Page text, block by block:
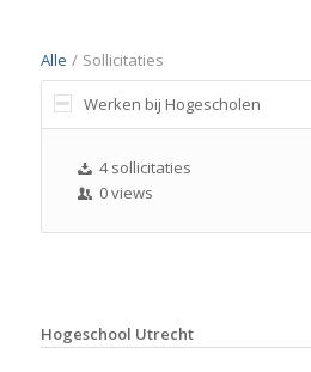
Alle / Sollicitaties
Werken bij Hogescholen
4 sollicitaties
0 views
Hogeschool Utrecht